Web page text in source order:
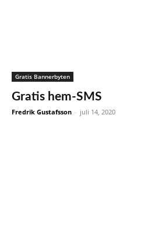
Gratis Bannerbyten
Gratis hem-SMS
Fredrik Gustafsson - juli 14, 2020